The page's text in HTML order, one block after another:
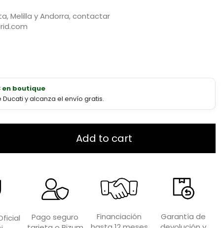
Melilla y Andorra, contactar
en boutique
y alcanza el envío gratis.
Add to cart
Pago seguro
Financiación
Garantía de